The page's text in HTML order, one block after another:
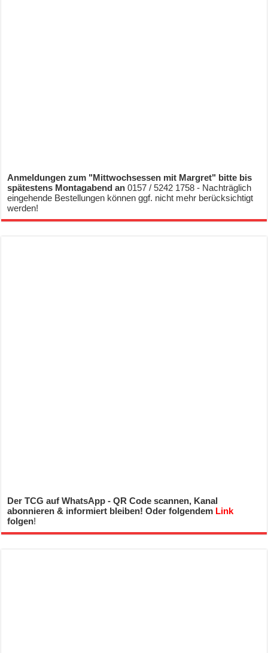
Anmeldungen zum "Mittwochsessen mit Margret" bitte bis
spätestens Montagabend an0157 / 5242 1758 - Nachträglich
eingehende Bestellungen können ggf. nicht mehr berücksichtigt
werden!
Der TCG auf WhatsApp - QR Code scannen, Kanal
abonnieren & informiert bleiben! Oder folgendem Link
folgen!